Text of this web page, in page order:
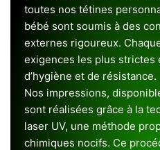
toutes nos tétines
bébé sont soumis à des
externes rigoureux.
exigences les plus strictes
d’hygiène et de résistance.
Nos impressions,
sont réalisées grâce à la
laser UV, une méthode
chimiques nocifs. Ce